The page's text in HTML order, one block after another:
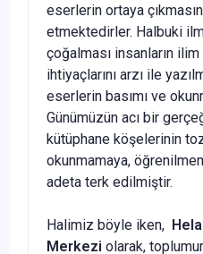
eserlerin ortaya
etmektedirler. Halbuki
çoğalması insanların
ihtiyaçlarını arzı ile
eserlerin basımı ve
Günümüzün acı bir
kütüphane köşelerinin
okunmamaya,
adeta terk edilmiştir.
Halimiz böyle iken,
Merkezi olarak,